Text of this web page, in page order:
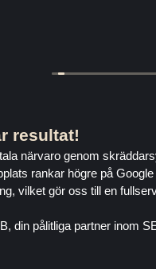
resultat!
närvaro genom
rankar högre på
vilket gör oss till en
din pålitliga partner inom